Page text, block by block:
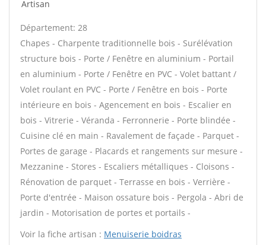
Artisan
Département: 28
Chapes - Charpente traditionnelle bois - Surélévation
structure bois - Porte / Fenêtre en aluminium - Portail
en aluminium - Porte / Fenêtre en PVC - Volet battant /
Volet roulant en PVC - Porte / Fenêtre en bois - Porte
intérieure en bois - Agencement en bois - Escalier en
bois - Vitrerie - Véranda - Ferronnerie - Porte blindée -
Cuisine clé en main - Ravalement de façade - Parquet -
Portes de garage - Placards et rangements sur mesure -
Mezzanine - Stores - Escaliers métalliques - Cloisons -
Rénovation de parquet - Terrasse en bois - Verrière -
Porte d'entrée - Maison ossature bois - Pergola - Abri de
jardin - Motorisation de portes et portails -
Voir la fiche artisan : Menuiserie boidras